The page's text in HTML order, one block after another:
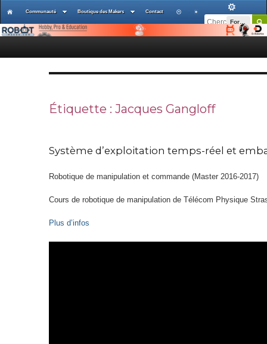
Communauté Boutique des Makers Contact
Forums
Étiquette : Jacques Gangloff
Système d’exploitation temps-réel et
Robotique de manipulation et commande (Master 2016-2017)
Cours de robotique de manipulation de Télécom Physique
Plus d’infos